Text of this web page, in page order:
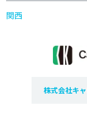
関西
株式会社キ